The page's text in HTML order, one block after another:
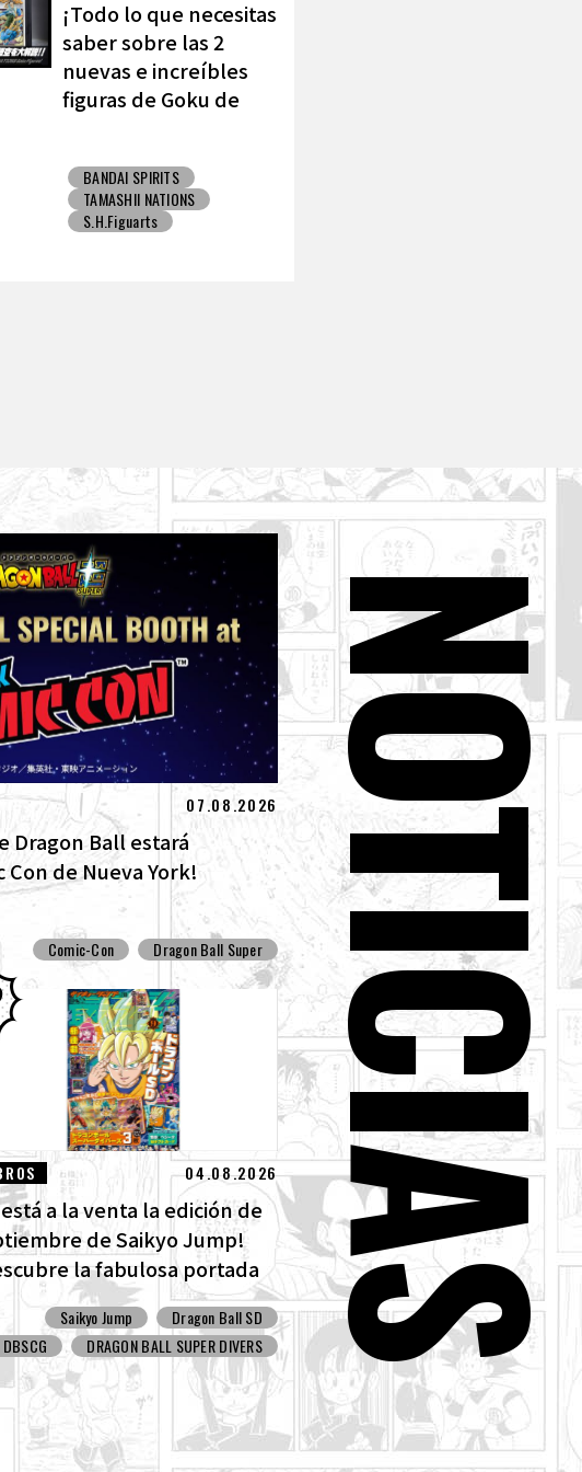
¡Todo lo que necesitas
saber sobre las 2
nuevas e increíbles
figuras de Goku de
BANDAI SPIRITS
TAMASHII NATIONS
S.H.Figuarts
07.08.2026
Dragon Ball estará
de Nueva York!
Comic-Con Dragon Ball Super
04.08.2026
está a la venta la edición de
de Saikyo Jump!
la fabulosa portada
Dragon Ball SD y todos los
extras!
Saikyo Jump
Dragon Ball SD
DBSCG
DRAGON BALL SUPER DIVERS